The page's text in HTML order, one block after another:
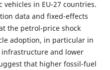
in EU-27 countries.
data and fixed-effects
the petrol-price shock
adoption, in particular in
and lower
that higher fossil-fuel